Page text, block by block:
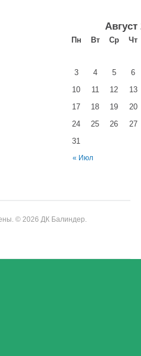
Август
Пн Вт Ср Чт
« Июл
3 4 5
6
10
11 12
13
17
18 19
20
24
25 26
27
31
© 2026 ДК Балиндер.